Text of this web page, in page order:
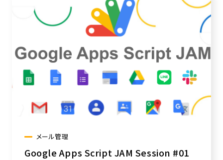
メール管理
Google Apps Script JAM Session #01